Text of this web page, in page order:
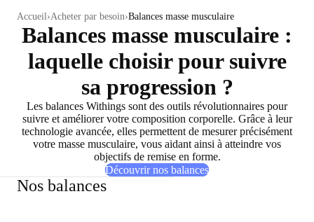
Accueil Acheter par besoin Balances masse musculaire
Balances masse musculaire :
laquelle choisir pour suivre
sa progression ?
Les balances Withings sont des outils révolutionnaires pour
suivre et améliorer votre composition corporelle. Grâce à leur
technologie avancée, elles permettent de mesurer précisément
votre masse musculaire, vous aidant ainsi à atteindre vos
objectifs de remise en forme.
Découvrir nos balances
Nos balances